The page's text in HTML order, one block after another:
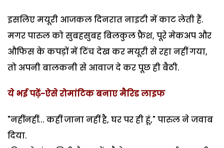
इसलिए मयूरी आजकल दिनरात नाइटी में काट लेती हैं.
मगर पारुल को सुबहसुबह बिलकुल फ्रैश, पूरे मेकअप और
औफिस के कपड़ों में टिंच देख कर मयूरी से रहा नहीं गया,
तो अपनी बालकनी से आवाज दे कर पूछ ही बैठी.
ये भई पढ़ें-ऐसे रोमांटिक बनाए मैरिड लाइफ
"नहींनहीं... कहीं जाना नहीं है, घर पर ही हूं," पारुल ने जवाब
दिया.